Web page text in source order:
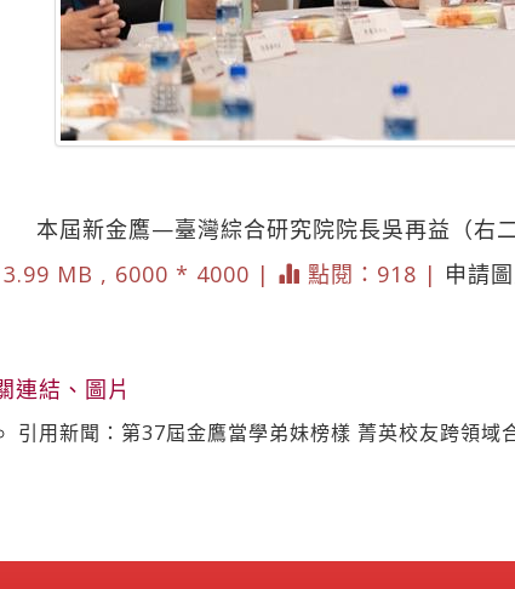
本屆新金鷹—臺灣綜合研究院院長吳再益（右
MB , 6000 * 4000 |
點閱：918 | 申請圖
連結、圖片
引用新聞：第37屆金鷹當學弟妹榜樣 菁英校友跨領域